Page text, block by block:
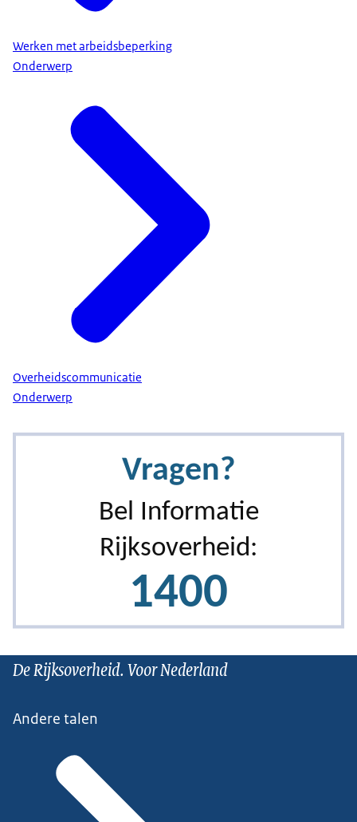
www.rijksoverheid.nl/gebarentaal
Werken met arbeidsbeperking
Onderwerp
Overheidscommunicatie
Onderwerp
De Rijksoverheid. Voor Nederland
Andere talen